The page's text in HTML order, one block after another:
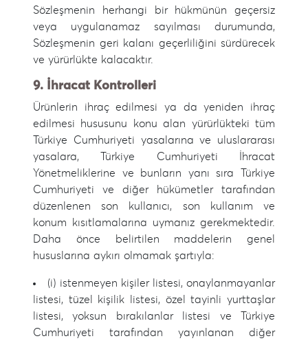
Sözleşmenin herhangi bir hükmünün geçersiz
veya uygulanamaz sayılması durumunda,
Sözleşmenin geri kalanı geçerliliğini sürdürecek
ve yürürlükte kalacaktır.
9. İhracat Kontrolleri
Ürünlerin ihraç edilmesi ya da yeniden ihraç
edilmesi hususunu konu alan yürürlükteki tüm
Türkiye Cumhuriyeti yasalarına ve uluslararası
yasalara, Türkiye Cumhuriyeti İhracat
Yönetmeliklerine ve bunların yanı sıra Türkiye
Cumhuriyeti ve diğer hükümetler tarafından
düzenlenen son kullanıcı, son kullanım ve
konum kısıtlamalarına uymanız gerekmektedir.
Daha önce belirtilen maddelerin genel
hususlarına aykırı olmamak şartıyla:
(i) istenmeyen kişiler listesi, onaylanmayanlar
listesi, tüzel kişilik listesi, özel tayinli yurttaşlar
listesi, yoksun bırakılanlar listesi ve Türkiye
Cumhuriyeti tarafından yayınlanan diğer